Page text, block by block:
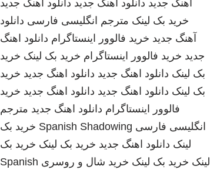
اهنگ جدید دانلود اهنگ جدید دانلود اهنگ جدید
خرید بک لینک مترجم انگلیسی فارسی دانلود
آهنگ جدید خرید فالوور اینستاگرام دانلود اهنگ
جدید خرید فالوور اینستاگرام خرید بک لینک خرید
بک لینک دانلود اهنگ جدید دانلود اهنگ جدید خرید
بک لینک دانلود اهنگ جدید دانلود اهنگ جدید خرید
فالوور اینستاگرام دانلود اهنگ جدید مترجم
انگلیسی فارسی Spanish Shadowing خرید بک
لینک دانلود اهنگ جدید خرید بک لینک خرید بک
لینک خرید بک لینک خرید شال و روسری Spanish